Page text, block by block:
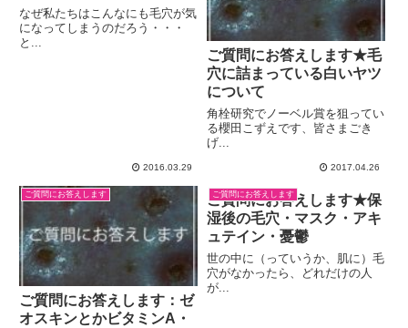
れば
なぜ私たちはこんなにも毛穴が気
になってしまうのだろう・・・
と...
2016.03.29
ご質問にお答えします★毛
穴に詰まっている白いヤツ
について
角栓研究でノーベル賞を狙ってい
る櫻田こずえです、皆さまごき
げ...
2017.04.26
ご質問にお答えします
ご質問にお答えします：ゼ
オスキンとかビタミンA・
ご質問にお答えします
ご質問にお答えします★保
湿後の毛穴・マスク・アキ
ュテイン・憂鬱
世の中に（っていうか、肌に）毛
穴がなかったら、どれだけの人
が...